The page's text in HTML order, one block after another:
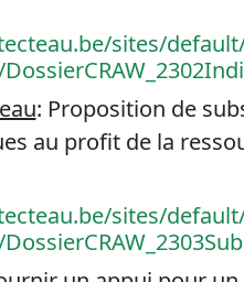
sites/
: Proposition de
au profit de la
sites/